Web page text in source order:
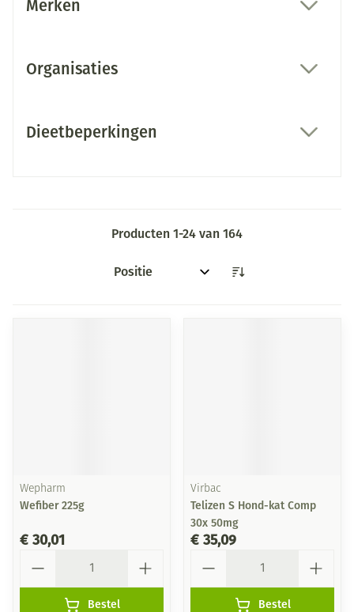
Merken
Organisaties
Dieetbeperkingen
Producten 1-24 van 164
Sorteer op:
Wepharm
Wefiber 225g
€ 30,01
Bestel
Virbac
Telizen S Hond-kat Comp
30x 50mg
€ 35,09
Bestel